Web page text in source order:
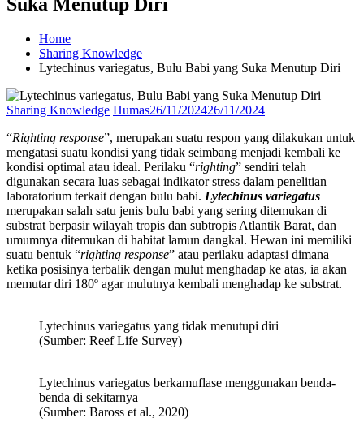
Home
Sharing Knowledge
Lytechinus variegatus, Bulu Babi yang Suka Menutup Diri
Sharing Knowledge Humas26/11/202426/11/2024
“Righting response”, merupakan suatu respon yang dilakukan untuk
mengatasi suatu kondisi yang tidak seimbang menjadi kembali ke
kondisi optimal atau ideal. Perilaku “righting” sendiri telah
digunakan secara luas sebagai indikator stress dalam penelitian
laboratorium terkait dengan bulu babi. Lytechinus variegatus
merupakan salah satu jenis bulu babi yang sering ditemukan di
substrat berpasir wilayah tropis dan subtropis Atlantik Barat, dan
umumnya ditemukan di habitat lamun dangkal. Hewan ini memiliki
suatu bentuk “righting response” atau perilaku adaptasi dimana
ketika posisinya terbalik dengan mulut menghadap ke atas, ia akan
memutar diri 180º agar mulutnya kembali menghadap ke substrat.
Lytechinus variegatus yang tidak menutupi diri
(Sumber: Reef Life Survey)
Lytechinus variegatus berkamuflase menggunakan benda-
benda di sekitarnya
(Sumber: Baross et al., 2020)